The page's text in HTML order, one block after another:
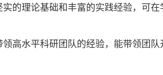
的理论基础和丰富的实践经验，可
高水平科研团队的经验，能带领团